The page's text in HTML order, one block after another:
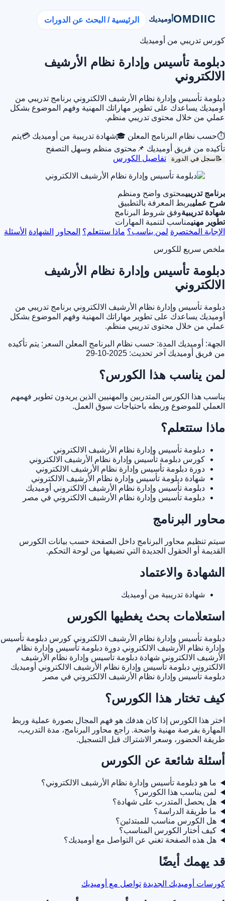
OMDIICأوميديك الرئيسية / البحث عن الدورات
كورس تدريبي من أوميديك
دبلومة تأسيس وإدارة نظام الأرشيف
الالكتروني
دبلومة تأسيس وإدارة نظام الأرشيف الالكتروني برنامج تدريبي من
أوميديك يساعدك على تطوير مهاراتك المهنية وفهم الموضوع بشكل
عملي من خلال محتوى تدريبي منظم.
⏱حسب نظام البرنامج المعلن 🎓شهادة تدريبية من أوميديك 💳يتم
تأكيده من فريق أوميديك 📌 محتوى منظم وسهل التصفح
📝 سجل في الدورة تفاصيل الكورس
برنامج تدريبيمحتوى واضح ومنظم
شرح عملييربط المعرفة بالتطبيق
شهادة تدريبيةوفق شروط البرنامج
تطوير مهنيمناسب لتنمية المهارات
الإجابة المختصرة لمن يناسب؟ ماذا ستتعلم؟ المحاور الشهادة الأسئلة
ملخص سريع للكورس
دبلومة تأسيس وإدارة نظام الأرشيف
الالكتروني
دبلومة تأسيس وإدارة نظام الأرشيف الالكتروني برنامج تدريبي من
أوميديك يساعدك على تطوير مهاراتك المهنية وفهم الموضوع بشكل
عملي من خلال محتوى تدريبي منظم.
الجهة: أوميديك المدة: حسب نظام البرنامج المعلن السعر: يتم تأكيده
من فريق أوميديك آخر تحديث: 2025-10-29
لمن يناسب هذا الكورس؟
يناسب هذا الكورس المتدربين والمهنيين الذين يريدون تطوير فهمهم
العملي للموضوع وربطه باحتياجات سوق العمل.
ماذا ستتعلم؟
دبلومة تأسيس وإدارة نظام الأرشيف الالكتروني
كورس دبلومة تأسيس وإدارة نظام الأرشيف الالكتروني
دورة دبلومة تأسيس وإدارة نظام الأرشيف الالكتروني
شهادة دبلومة تأسيس وإدارة نظام الأرشيف الالكتروني
دبلومة تأسيس وإدارة نظام الأرشيف الالكتروني أوميديك
دبلومة تأسيس وإدارة نظام الأرشيف الالكتروني في مصر
محاور البرنامج
سيتم تنظيم محاور البرنامج داخل الصفحة حسب بيانات الكورس
القديمة أو الحقول الجديدة التي تضيفها من لوحة التحكم.
الشهادة والاعتماد
شهادة تدريبية من أوميديك
استعلامات بحث يغطيها الكورس
دبلومة تأسيس وإدارة نظام الأرشيف الالكتروني كورس دبلومة تأسيس
وإدارة نظام الأرشيف الالكتروني دورة دبلومة تأسيس وإدارة نظام
الأرشيف الالكتروني شهادة دبلومة تأسيس وإدارة نظام الأرشيف
الالكتروني دبلومة تأسيس وإدارة نظام الأرشيف الالكتروني أوميديك
دبلومة تأسيس وإدارة نظام الأرشيف الالكتروني في مصر
كيف تختار هذا الكورس؟
اختر هذا الكورس إذا كان هدفك هو فهم المجال بصورة عملية وربط
المهارة بفرصة مهنية واضحة. راجع محاور البرنامج، مدة التدريب،
طريقة الحضور، وسعر الاشتراك قبل التسجيل.
أسئلة شائعة عن الكورس
ما هو دبلومة تأسيس وإدارة نظام الأرشيف الالكتروني؟
لمن يناسب هذا الكورس؟
هل يحصل المتدرب على شهادة؟
ما طريقة الدراسة؟
هل الكورس مناسب للمبتدئين؟
كيف أختار الكورس المناسب؟
هل هذه الصفحة تغني عن التواصل مع أوميديك؟
قد يهمك أيضًا
كورسات أوميديك الجديدة تواصل مع أوميديك